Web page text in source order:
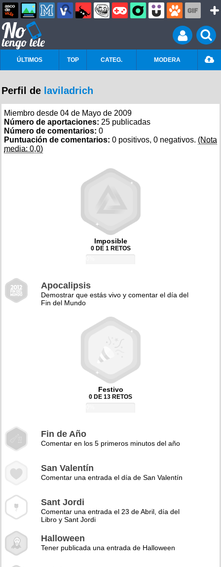
ÚLTIMOS TOP CATEG. MODERA
Perfil de laviladrich
Miembro desde 04 de Mayo de 2009
Número de aportaciones: 25 publicadas
Número de comentarios: 0
Puntuación de comentarios: 0 positivos, 0 negativos. (Nota
media: 0,0)
Imposible
0 DE 1 RETOS
Apocalipsis
Demostrar que estás vivo y comentar el día del
Fin del Mundo
Festivo
0 DE 13 RETOS
Fin de Año
Comentar en los 5 primeros minutos del año
San Valentín
Comentar una entrada el día de San Valentín
Sant Jordi
Comentar una entrada el 23 de Abril, día del
Libro y Sant Jordi
Halloween
Tener publicada una entrada de Halloween